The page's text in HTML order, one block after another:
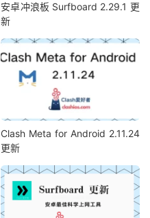
安卓冲浪板 Surfboard 2.29.1 更
新
Clash Meta for Android 2.11.24
更新